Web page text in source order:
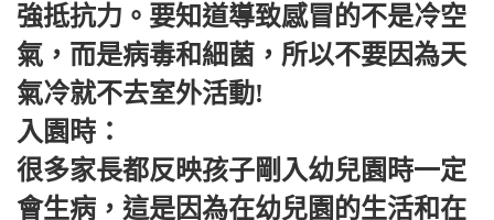
強抵抗力。要知道導致感冒的不是冷空
氣，而是病毒和細菌，所以不要因為天
氣冷就不去室外活動!
入園時：
很多家長都反映孩子剛入幼兒園時一定
會生病，這是因為在幼兒園的生活和在